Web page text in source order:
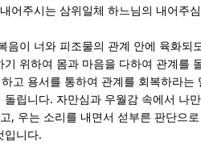
어주시는 삼위일체 하느님의 내어주
음이 너와 피조물의 관계 안에 육화되
위하여 몸과 마음을 다하여 관계를
고 용서를 통하여 관계를 회복하라는
돌립니다. 자만심과 우월감 속에서 나
, 우는 소리를 내면서 섣부른 판단으
입니다.